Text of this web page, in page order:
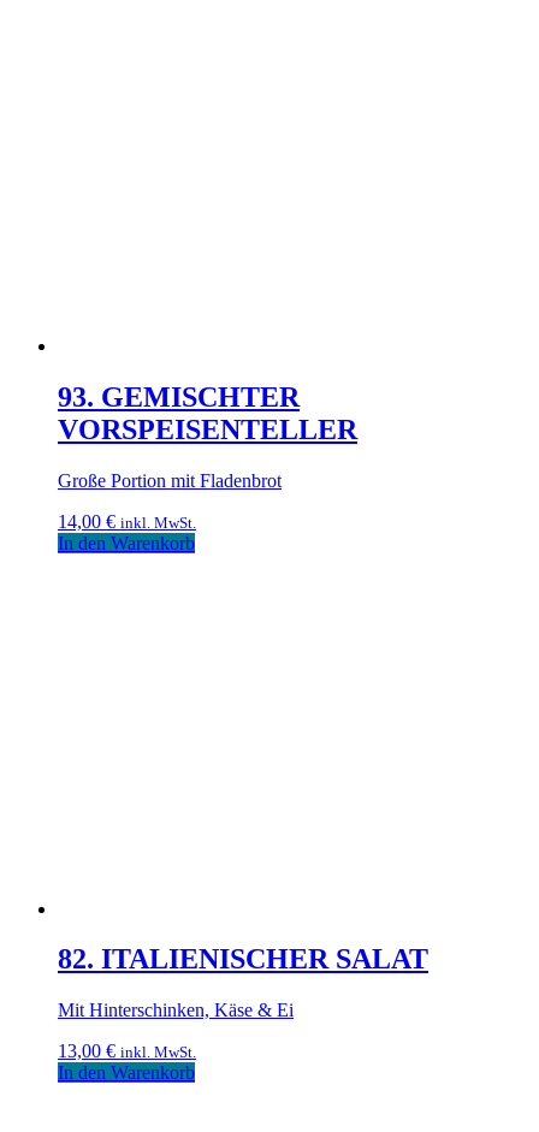
93. GEMISCHTER
VORSPEISENTELLER
Große Portion mit Fladenbrot
14,00 € inkl. MwSt.
In den Warenkorb
82. ITALIENISCHER SALAT
Mit Hinterschinken, Käse & Ei
13,00 € inkl. MwSt.
In den Warenkorb